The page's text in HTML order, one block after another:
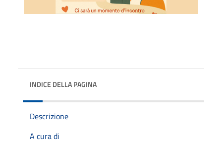
INDICE DELLA PAGINA
Descrizione
A cura di